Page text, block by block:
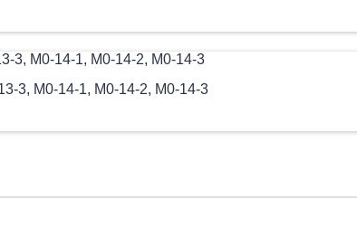
3, М0-14-1, М0-14-2, М0-14-3